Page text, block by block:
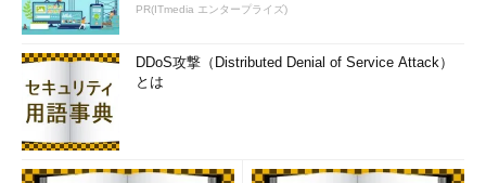
PR(ITmedia エンタープライズ)
DDoS攻撃（Distributed Denial of Service Attack）
とは